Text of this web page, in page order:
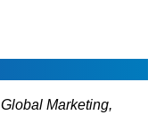
Global Marketing,